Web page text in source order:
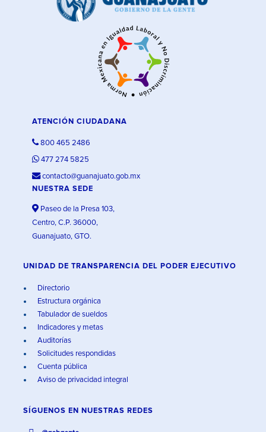
ATENCIÓN CIUDADANA
800 465 2486
477 274 5825
contacto@guanajuato.gob.mx
NUESTRA SEDE
Paseo de la Presa 103,
Centro, C.P. 36000,
Guanajuato, GTO.
UNIDAD DE TRANSPARENCIA DEL PODER EJECUTIVO
Directorio
Estructura orgánica
Tabulador de sueldos
Indicadores y metas
Auditorías
Solicitudes respondidas
Cuenta pública
Aviso de privacidad integral
SÍGUENOS EN NUESTRAS REDES